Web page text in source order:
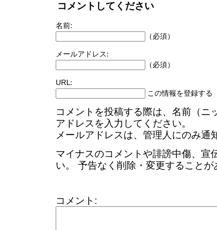
コメントしてください
名前:
（必須）
メールアドレス:
（必須）
URL:
この情報を登録する
コメントを投稿する際は、名前（ニ
アドレスを入力してください。
メールアドレスは、管理人にのみ通
マイナスのコメントや誹謗中傷、宣
い。 予告なく削除・変更することが
コメント: